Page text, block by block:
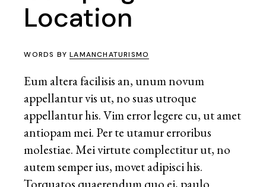
Location
WORDS BYLAMANCHATURISMO
Eum altera facilisis an, unum novum
appellantur vis ut, no suas utroque
appellantur his. Vim error legere cu, ut amet
antiopam mei. Per te utamur erroribus
molestiae. Mei virtute complectitur ut, no
autem semper ius, movet adipisci his.
Torquatos quaerendum quo ei, paulo